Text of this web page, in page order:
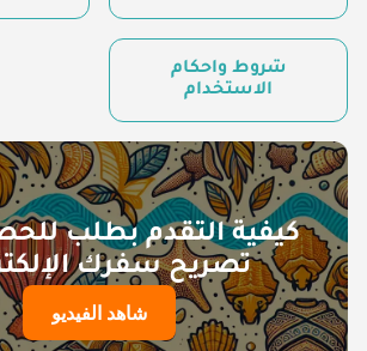
شروط وأحكام
الاستخدام
كيفية التقدم بطلب
تصريح سفرك
شاهد الفيديو